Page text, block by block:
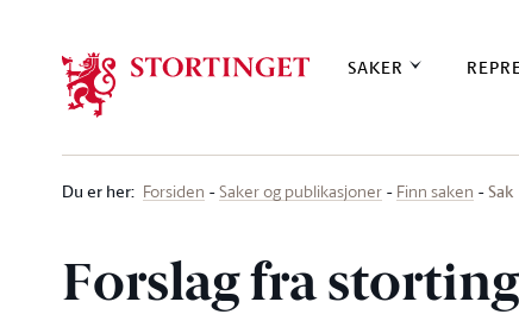
SAKER
Du er her: Forsiden Saker og publikasjoner Finn saken Sak
Forslag fra